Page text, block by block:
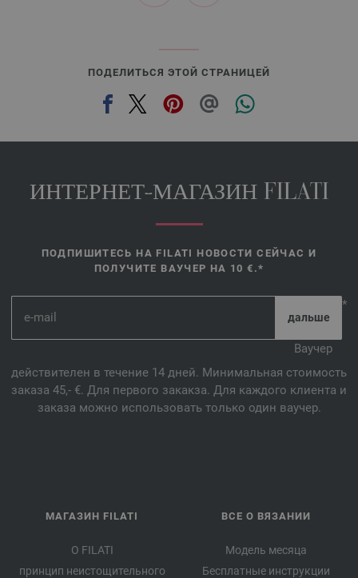
31-глубоководный зелёный | EAN: 4033493390637
ПОДЕЛИТЬСЯ ЭТОЙ СТРАНИЦЕЙ
ИНТЕРНЕТ-МАГАЗИН FILATI
ПОДПИШИТЕСЬ НА FILATI НОВОСТИ СЕЙЧАС И
ПОЛУЧИТЕ ВАУЧЕР НА 10 €.*
*
Ваучер
действителен в течение 14 дней. Минимальная стоимость
заказа 45,- €. Для первого закакза. Для каждого клиента и
заказа можно использовать только один ваучер.
МАГАЗИН FILATI
О FILATI
принцип неистощительного
ВСЕ О ВЯЗАНИИ
Модель месяца
Бесплатные инструкции